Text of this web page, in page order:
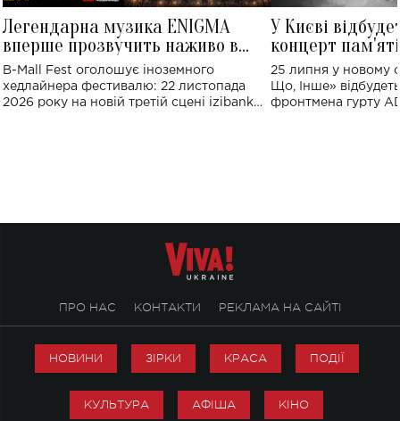
Легендарна музика ENIGMA
вперше прозвучить наживо в
Україні: де відбудеться концерт
B-Mall Fest оголошує іноземного
хедлайнера фестивалю: 22 листопада
2026 року на новій третій сцені izibank
У Києві
концерт
Клименка:
виконають
25 липня у новому
Що, Інше»
фронтмена гурту
ПРО НАС КОНТАКТИ РЕКЛАМА НА САЙТІ
НОВИНИ ЗІРКИ КРАСА ПОДІЇ
КУЛЬТУРА АФІША КІНО